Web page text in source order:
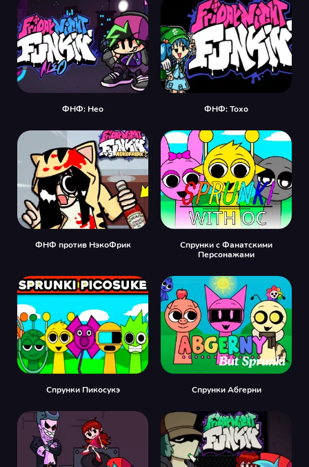
ФНФ: Нео ФНФ: Тохо
ФНФ против НэкоФрик
Спрунки с Фанатскими
Персонажами
Спрунки Пикосукэ Спрунки Абгерни